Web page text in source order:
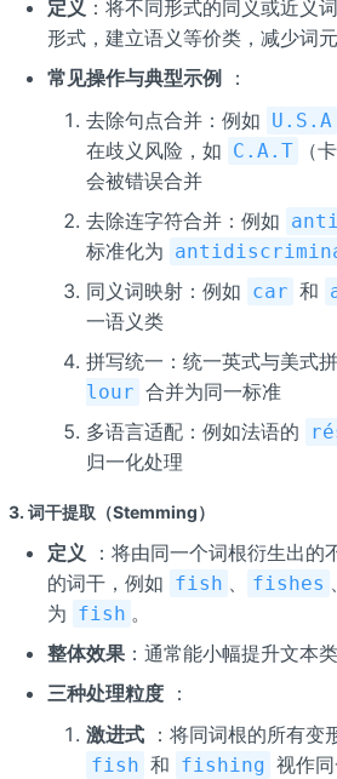
定义 ：将不同形式的同义或近义
形式，建立语义等价类，减少词元
常见操作与典型示例
：
去除句点合并：例如 U.S.A
在歧义风险，如 C.A.T （
会被错误合并
去除连字符合并：例如
标准化为
同义词映射：例如 car 和
一语义类
拼写统一：统一英式与美式
lour 合并为同一标准
多语言适配：例如法语的
归一化处理
3. 词干提取（Stemming）
定义 ：将由同一个词根衍生出的
的词干，例如 fish fishes
为 fish 。
整体效果：通常能小幅提升文本类
三种处理粒度：
激进式：将同词根的所有变
fish 和 fishing 视作